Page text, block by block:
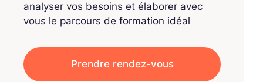
analyser vos besoins et élaborer avec
vous le parcours de formation idéal
Prendre rendez-vous